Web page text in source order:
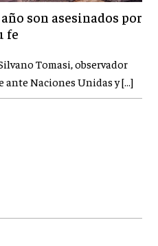
son asesinados por
fe
Tomasi, observador
ante Naciones Unidas y […]